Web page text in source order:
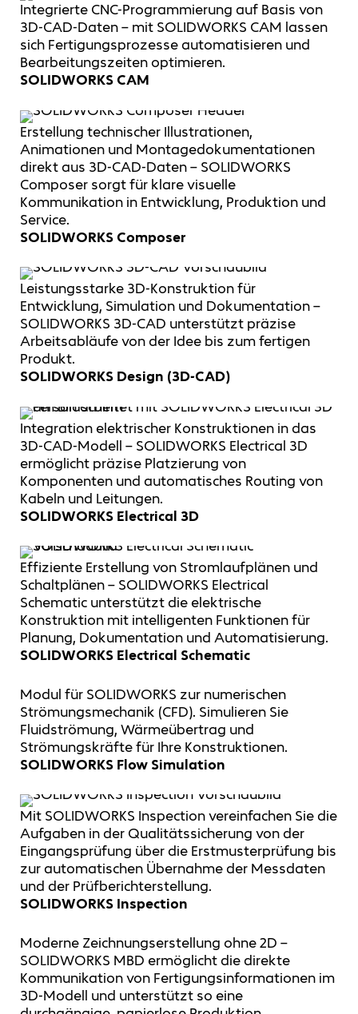
Integrierte CNC-Programmierung auf Basis von
3D-CAD-Daten – mit SOLIDWORKS CAM lassen
sich Fertigungsprozesse automatisieren und
Bearbeitungszeiten optimieren.
SOLIDWORKS CAM
Erstellung technischer Illustrationen,
Animationen und Montagedokumentationen
direkt aus 3D-CAD-Daten – SOLIDWORKS
Composer sorgt für klare visuelle
Kommunikation in Entwicklung, Produktion und
Service.
SOLIDWORKS Composer
Leistungsstarke 3D-Konstruktion für
Entwicklung, Simulation und Dokumentation –
SOLIDWORKS 3D-CAD unterstützt präzise
Arbeitsabläufe von der Idee bis zum fertigen
Produkt.
SOLIDWORKS Design (3D-CAD)
Integration elektrischer Konstruktionen in das
3D-CAD-Modell – SOLIDWORKS Electrical 3D
ermöglicht präzise Platzierung von
Komponenten und automatisches Routing von
Kabeln und Leitungen.
SOLIDWORKS Electrical 3D
Effiziente Erstellung von Stromlaufplänen und
Schaltplänen – SOLIDWORKS Electrical
Schematic unterstützt die elektrische
Konstruktion mit intelligenten Funktionen für
Planung, Dokumentation und Automatisierung.
SOLIDWORKS Electrical Schematic
Modul für SOLIDWORKS zur numerischen
Strömungsmechanik (CFD). Simulieren Sie
Fluidströmung, Wärmeübertrag und
Strömungskräfte für Ihre Konstruktionen.
SOLIDWORKS Flow Simulation
Mit SOLIDWORKS Inspection vereinfachen Sie die
Aufgaben in der Qualitätssicherung von der
Eingangsprüfung über die Erstmusterprüfung bis
zur automatischen Übernahme der Messdaten
und der Prüfberichterstellung.
SOLIDWORKS Inspection
Moderne Zeichnungserstellung ohne 2D –
SOLIDWORKS MBD ermöglicht die direkte
Kommunikation von Fertigungsinformationen im
3D-Modell und unterstützt so eine